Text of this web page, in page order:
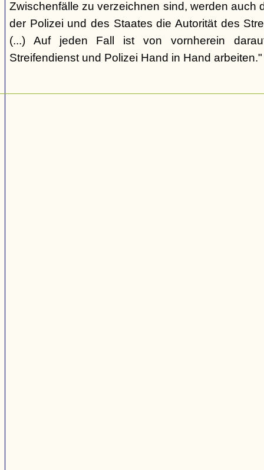
Zwischenfälle zu verzeichnen sind, werden auch
der Polizei und des Staates die Autorität des
(...) Auf jeden Fall ist von vornherein
Streifendienst und Polizei Hand in Hand arbeiten."